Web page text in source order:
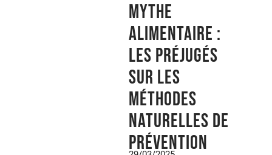
Mythe
alimentaire :
les préjugés
sur les
méthodes
naturelles de
prévention